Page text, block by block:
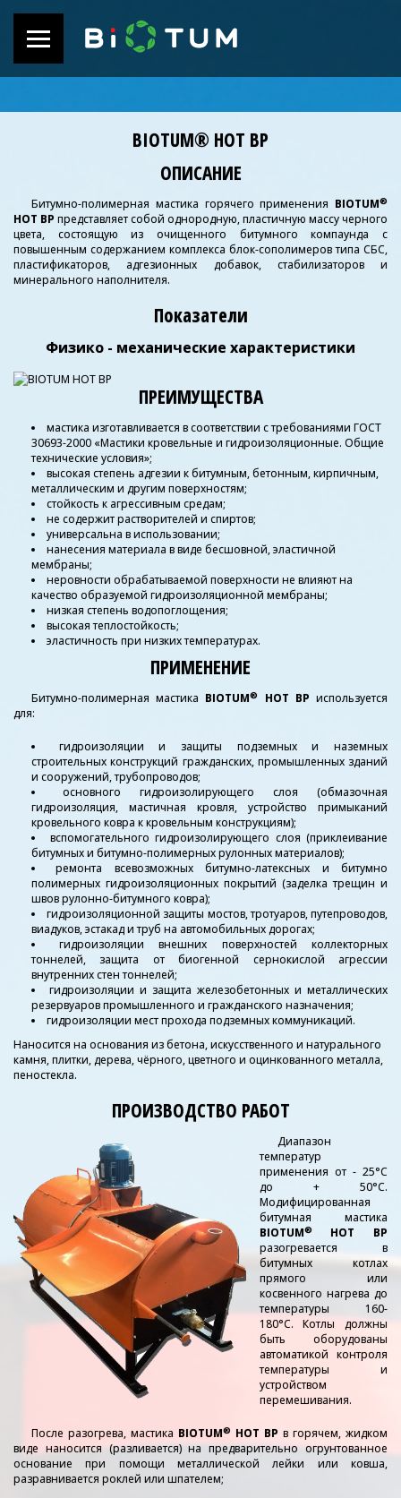
BIOTUM® HOT BP
ОПИСАНИЕ
Битумно-полимерная мастика горячего применения BIOTUM®
HOT BР представляет собой однородную, пластичную массу черного
цвета, состоящую из очищенного битумного компаунда с
повышенным содержанием комплекса блок-сополимеров типа СБС,
пластификаторов, адгезионных добавок, стабилизаторов и
минерального наполнителя.
Показатели
Физико - механические характеристики
ПРЕИМУЩЕСТВА
мастика изготавливается в соответствии с требованиями ГОСТ
30693-2000 «Мастики кровельные и гидроизоляционные. Общие
технические условия»;
высокая степень адгезии к битумным, бетонным, кирпичным,
металлическим и другим поверхностям;
стойкость к агрессивным средам;
не содержит растворителей и спиртов;
универсальна в использовании;
нанесения материала в виде бесшовной, эластичной
мембраны;
неровности обрабатываемой поверхности не влияют на
качество образуемой гидроизоляционной мембраны;
низкая степень водопоглощения;
высокая теплостойкость;
эластичность при низких температурах.
ПРИМЕНЕНИЕ
Битумно-полимерная мастика BIOTUM® HOT BР используется
для:
гидроизоляции и защиты подземных и наземных
строительных конструкций гражданских, промышленных зданий
и сооружений, трубопроводов;
основного гидроизолирующего слоя (обмазочная
гидроизоляция, мастичная кровля, устройство примыканий
кровельного ковра к кровельным конструкциям);
вспомогательного гидроизолирующего слоя (приклеивание
битумных и битумно-полимерных рулонных материалов);
ремонта всевозможных битумно-латексных и битумно
полимерных гидроизоляционных покрытий (заделка трещин и
швов рулонно-битумного ковра);
гидроизоляционной защиты мостов, тротуаров, путепроводов,
виадуков, эстакад и труб на автомобильных дорогах;
гидроизоляции внешних поверхностей коллекторных
тоннелей, защита от биогенной сернокислой агрессии
внутренних стен тоннелей;
гидроизоляции и защита железобетонных и металлических
резервуаров промышленного и гражданского назначения;
гидроизоляции мест прохода подземных коммуникаций.
Наносится на основания из бетона, искусственного и натурального
камня, плитки, дерева, чёрного, цветного и оцинкованного металла,
пеностекла.
ПРОИЗВОДСТВО РАБОТ
Диапазон
температур
применения от - 25°С
до + 50°С.
Модифицированная
битумная мастика
BIOTUM®HOT BР
разогревается в
битумных котлах
прямого или
косвенного нагрева до
температуры 160-
180°С. Котлы должны
быть оборудованы
автоматикой контроля
температуры и
устройством
перемешивания.
После разогрева, мастика BIOTUM® HOT BР в горячем, жидком
виде наносится (разливается) на предварительно огрунтованное
основание при помощи металлической лейки или ковша,
разравнивается роклей или шпателем;